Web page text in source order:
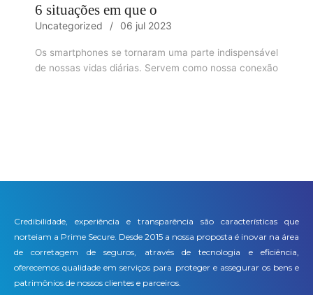
6 situações em que o
Uncategorized 06 jul 2023
Os smartphones se tornaram uma parte indispensável
de nossas vidas diárias. Servem como nossa conexão
Credibilidade, experiência e transparência são características que
norteiam a Prime Secure. Desde 2015 a nossa proposta é inovar na área
de corretagem de seguros, através de tecnologia e eficiência,
oferecemos qualidade em serviços para proteger e assegurar os bens e
patrimônios de nossos clientes e parceiros.